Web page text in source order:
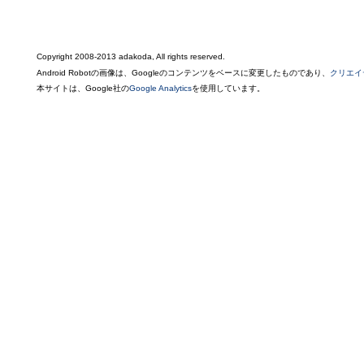
Copyright 2008-2013 adakoda, All rights reserved.
Android Robotの画像は、Googleのコンテンツをベースに変更したものであり、 クリエ
本サイトは、Google社のGoogle Analyticsを使用しています。